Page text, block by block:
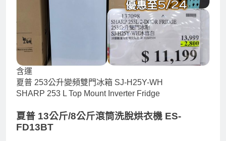
含運
夏普 253公升變頻雙門冰箱 SJ-H25Y-WH
SHARP 253 L Top Mount Inverter Fridge
夏普 13公斤/8公斤滾筒洗脫烘衣機 ES-
FD13BT